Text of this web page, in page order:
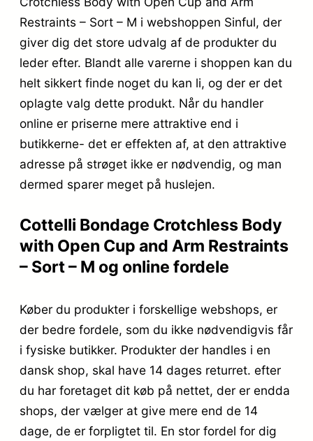
Restraints – Sort – M i webshoppen Sinful, der
giver dig det store udvalg af de produkter du
leder efter. Blandt alle varerne i shoppen kan du
helt sikkert finde noget du kan li, og der er det
oplagte valg dette produkt. Når du handler
online er priserne mere attraktive end i
butikkerne- det er effekten af, at den attraktive
adresse på strøget ikke er nødvendig, og man
dermed sparer meget på huslejen.
Cottelli Bondage Crotchless Body
with Open Cup and Arm Restraints
– Sort – M og online fordele
Køber du produkter i forskellige webshops, er
der bedre fordele, som du ikke nødvendigvis får
i fysiske butikker. Produkter der handles i en
dansk shop, skal have 14 dages returret. efter
du har foretaget dit køb på nettet, der er endda
shops, der vælger at give mere end de 14
dage, de er forpligtet til. En stor fordel for dig